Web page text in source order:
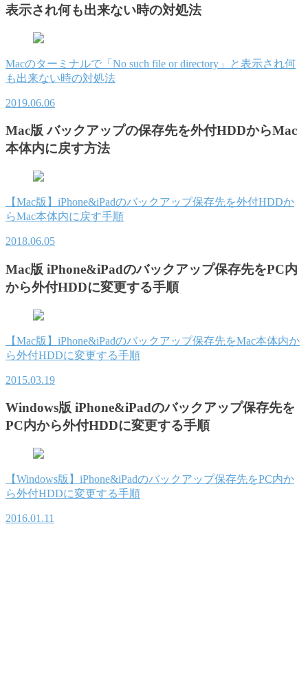
表示され何も出来ない時の対処法
Macのターミナルで「No such file or directory」と表示され何
も出来ない時の対処法
2019.06.06
Mac版 バックアップの保存先を外付HDDからMac
本体内に戻す方法
【Mac版】iPhone&iPadのバックアップ保存先を外付HDDか
らMac本体内に戻す手順
2018.06.05
Mac版 iPhone&iPadのバックアップ保存先をPC内
から外付HDDに変更する手順
【Mac版】iPhone&iPadのバックアップ保存先をMac本体内か
ら外付HDDに変更する手順
2015.03.19
Windows版 iPhone&iPadのバックアップ保存先を
PC内から外付HDDに変更する手順
【Windows版】iPhone&iPadのバックアップ保存先をPC内か
ら外付HDDに変更する手順
2016.01.11